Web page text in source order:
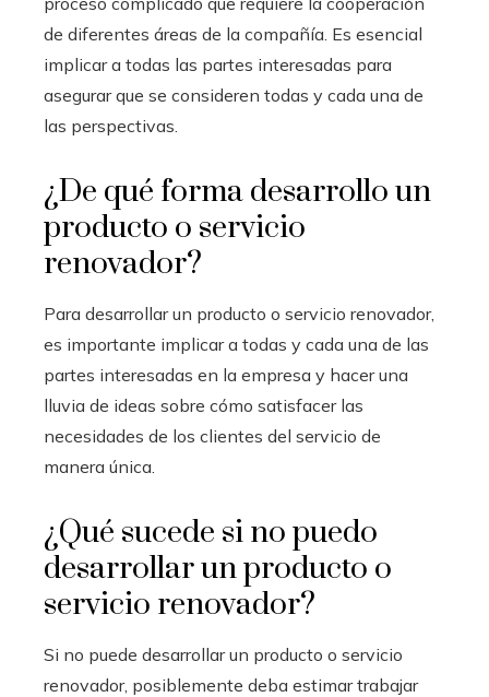
de diferentes áreas de la compañía. Es esencial
implicar a todas las partes interesadas para
asegurar que se consideren todas y cada una de
las perspectivas.
¿De qué forma desarrollo un
producto o servicio
renovador?
Para desarrollar un producto o servicio renovador,
es importante implicar a todas y cada una de las
partes interesadas en la empresa y hacer una
lluvia de ideas sobre cómo satisfacer las
necesidades de los clientes del servicio de
manera única.
¿Qué sucede si no puedo
desarrollar un producto o
servicio renovador?
Si no puede desarrollar un producto o servicio
renovador, posiblemente deba estimar trabajar